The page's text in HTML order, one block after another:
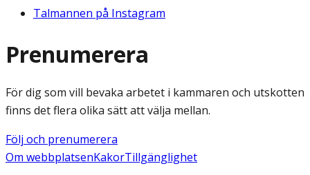
Talmannen på Instagram
Prenumerera
För dig som vill bevaka arbetet i kammaren och utskotten
finns det flera olika sätt att välja mellan.
Följ och prenumerera
Om webbplatsenKakorTillgänglighet